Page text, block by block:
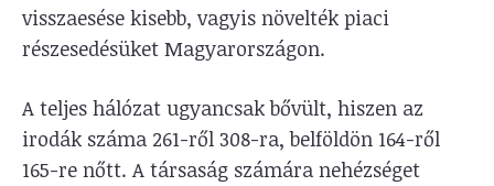
visszaesése kisebb, vagyis növelték piaci
részesedésüket Magyarországon.
A teljes hálózat ugyancsak bővült, hiszen az
irodák száma 261-ről 308-ra, belföldön 164-ről
165-re nőtt. A társaság számára nehézséget